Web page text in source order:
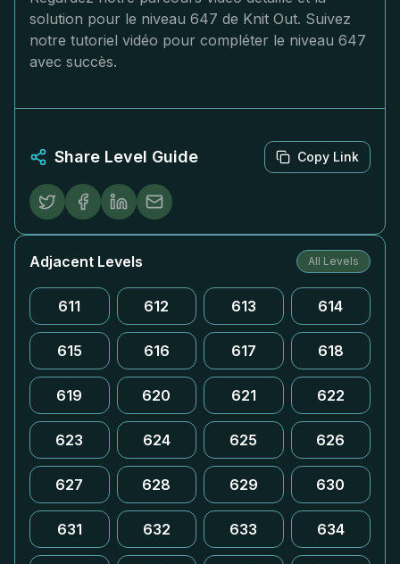
solution pour le niveau 647 de Knit Out. Suivez
notre tutoriel vidéo pour compléter le niveau 647
avec succès.
Share Level Guide Copy Link
Adjacent Levels All Levels
611 612 613 614
615 616 617 618
619 620 621 622
623 624 625 626
627 628 629 630
631 632 633 634